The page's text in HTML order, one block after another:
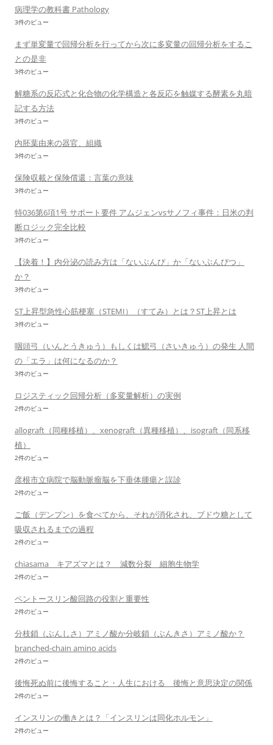
病理学の教科書 Pathology
3件のビュー
まず単変量で回帰分析を行ってから次に多変量の回帰分析をするこ
との是非
3件のビュー
解糖系の反応式と化合物の化学構造と各反応を触媒する酵素を丸暗
記する方法
3件のビュー
内胚葉由来の器官、組織
3件のビュー
保険収載と保険償還：言葉の意味
3件のビュー
特036第6項1号 サポート要件 アムジェンvsサノフィ事件：日米の判
断ロジック完全比較
3件のビュー
【決着！】内分泌の読み方は「ないぶんぴ」か「ないぶんぴつ」
か？
3件のビュー
ST上昇型急性心筋梗塞（STEMI）（すてみ）とは？ST上昇とは
3件のビュー
咽頭弓（いんとうきゅう）もしくは鰓弓（さいきゅう）の発生 人間
の「エラ」は何になるのか？
3件のビュー
ロジスティック回帰分析（多変量解析）の実例
2件のビュー
allograft（同種移植）、xenograft（異種移植）、isograft（同系移
植）
2件のビュー
彦根市立病院で脳動脈瘤脳を下垂体腫瘍と誤診
2件のビュー
ご飯（デンプン）を食べてから、それが消化され、ブドウ糖として
吸収されるまでの過程
2件のビュー
chiasama キアズマとは？ 減数分裂 細胞生物学
2件のビュー
ペントースリン酸回路の役割と重要性
2件のビュー
分枝鎖（ぶんしさ）アミノ酸か分岐鎖（ぶんきさ）アミノ酸か？
branched-chain amino acids
2件のビュー
後悔死ぬ前に後悔すること・人生における 後悔と意思決定の関係
2件のビュー
インスリンの働きとは？「インスリンは同化ホルモン」
2件のビュー